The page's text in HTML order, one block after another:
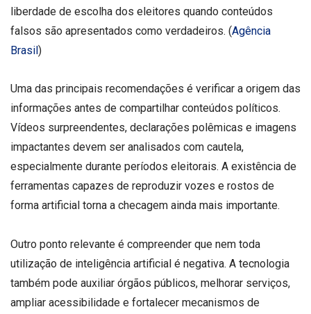
liberdade de escolha dos eleitores quando conteúdos
falsos são apresentados como verdadeiros. (Agência
Brasil )
Uma das principais recomendações é verificar a origem das
informações antes de compartilhar conteúdos políticos.
Vídeos surpreendentes, declarações polêmicas e imagens
impactantes devem ser analisados com cautela,
especialmente durante períodos eleitorais. A existência de
ferramentas capazes de reproduzir vozes e rostos de
forma artificial torna a checagem ainda mais importante.
Outro ponto relevante é compreender que nem toda
utilização de inteligência artificial é negativa. A tecnologia
também pode auxiliar órgãos públicos, melhorar serviços,
ampliar acessibilidade e fortalecer mecanismos de